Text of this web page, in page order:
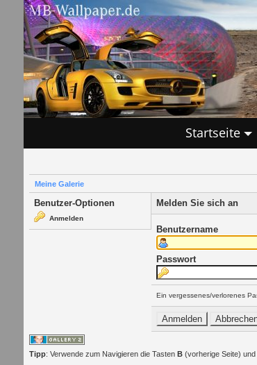
Startseite
Meine Galerie
Benutzer-Optionen
Anmelden
Melden Sie sich an
Benutzername
Passwort
Ein vergessenes/verlorenes
Tipp: Verwende zum Navigieren die Tasten B(vorherige Seite) und